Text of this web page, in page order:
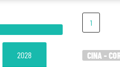
1
CINA -
2028